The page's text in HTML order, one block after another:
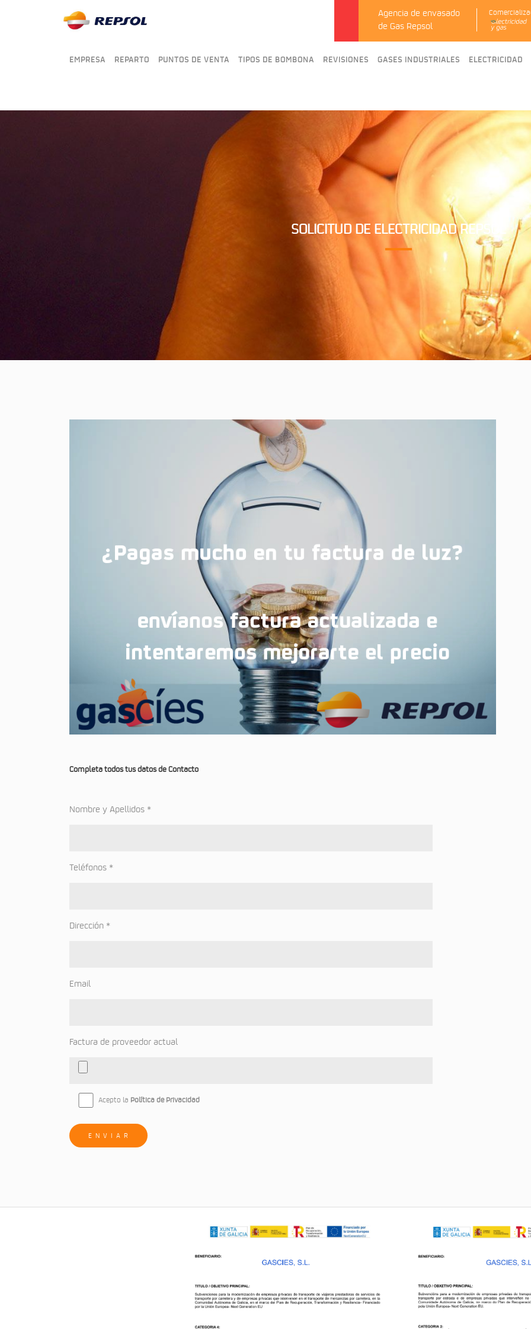
Agencia de envasado
de Gas Repsol
EMPRESA REPARTO PUNTOS DE VENTA TIPOS DE BOMBONA REVISIONES GASES INDUSTRIALES ELECTRICIDAD
SOLICITUD DE ELECTRICIDAD REPSOL
Completa todos tus datos de Contacto
Nombre y Apellidos *
Teléfonos *
Dirección *
Email
Factura de proveedor actual
Acepto la Política de Privacidad